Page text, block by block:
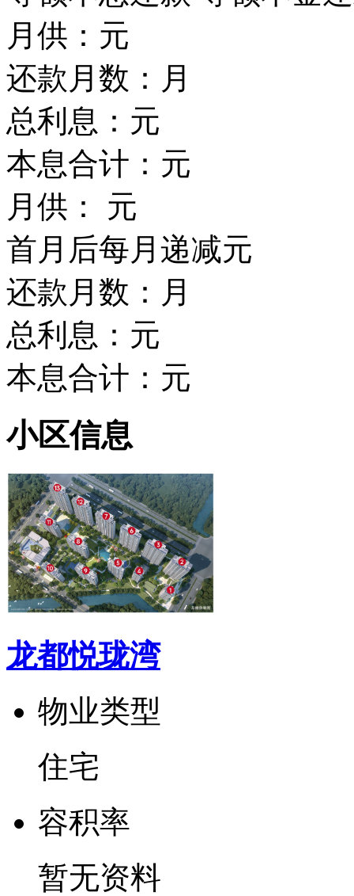
月供： 元
还款月数： 月
总利息： 元
本息合计： 元
月供：
元
首月后每月递减元
还款月数： 月
总利息： 元
本息合计： 元
小区信息
龙都悦珑湾
物业类型
住宅
容积率
暂无资料